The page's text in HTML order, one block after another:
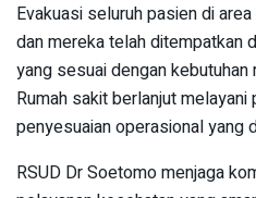
Evakuasi seluruh pasien di
dan mereka telah ditempatkan
yang sesuai dengan
Rumah sakit berlanjut melayani
penyesuaian operasional yang
RSUD Dr Soetomo menjaga